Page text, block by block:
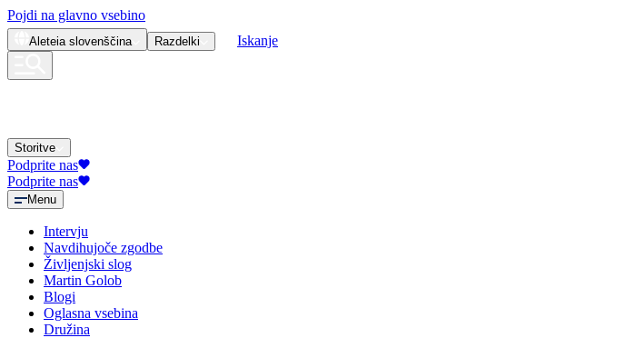
Pojdi na glavno vsebino
Aleteia slovenščina Razdelki Iskanje
Storitve
Podprite nas
Podprite nas
Menu
Intervju
Navdihujoče zgodbe
Življenjski slog
Martin Golob
Blogi
Oglasna vsebina
Družina